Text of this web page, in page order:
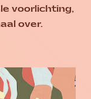
voorlichting,
over.